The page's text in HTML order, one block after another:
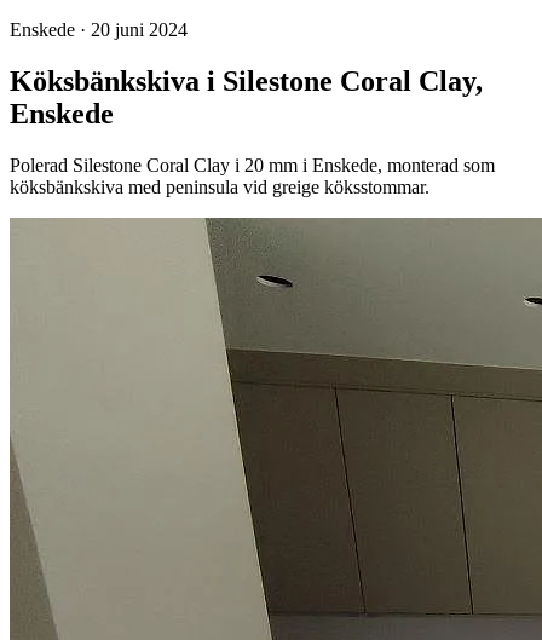
Enskede · 20 juni 2024
Köksbänkskiva i Silestone Coral Clay,
Enskede
Polerad Silestone Coral Clay i 20 mm i Enskede, monterad som
köksbänkskiva med peninsula vid greige köksstommar.